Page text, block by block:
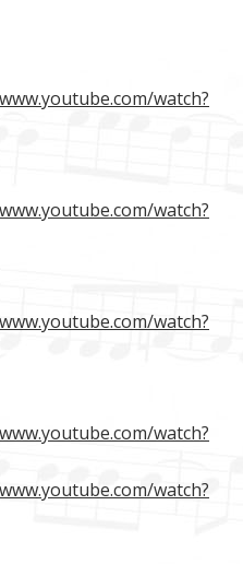
watch?
watch?
watch?
watch?
watch?